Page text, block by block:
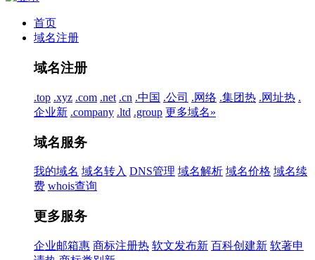
首页
域名注册
域名注册
.top .xyz .com .net .cn .中国 .公司 .网络 .集团热 .网址热 .
企业新 .company .ltd .group 更多域名»
域名服务
我的域名 域名转入 DNS管理 域名解析 域名价格 域名续
费 whois查询
更多服务
企业邮箱惠 商标注册热 软文发布新 百科创建新 软著申